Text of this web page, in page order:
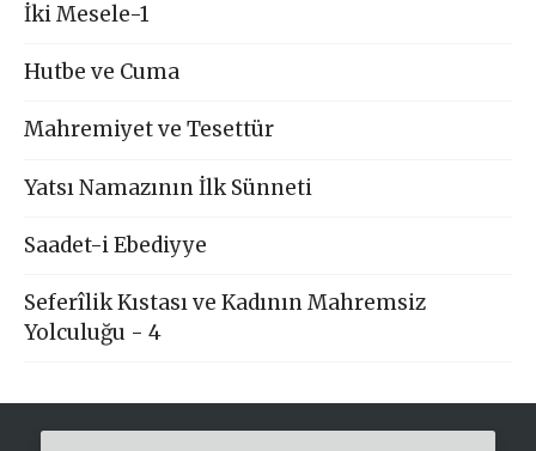
İki Mesele-1
Hutbe ve Cuma
Mahremiyet ve Tesettür
Yatsı Namazının İlk Sünneti
Saadet-i Ebediyye
Seferîlik Kıstası ve Kadının Mahremsiz
Yolculuğu - 4